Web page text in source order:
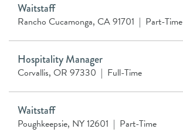
Waitstaff
Rancho Cucamonga, CA 91701 | Part-Time
Hospitality Manager
Corvallis, OR 97330 | Full-Time
Waitstaff
Poughkeepsie, NY 12601 | Part-Time